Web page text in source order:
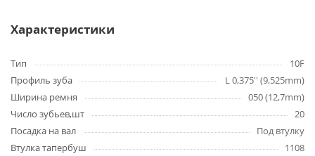
Характеристики
Тип
10F
Профиль зуба
L 0,375'' (9,525mm)
Ширина ремня
050 (12,7mm)
Число зубьев,шт
20
Посадка на вал
Под втулку
Втулка тапербуш
1108